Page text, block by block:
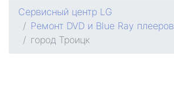
Сервисный центр LG
Ремонт DVD и Blue Ray плееров
город Троицк